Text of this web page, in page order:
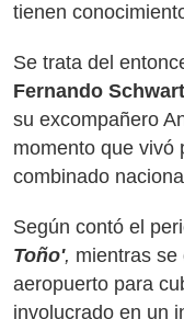
tienen
Se trata del
Fernando
su excompañero
momento que vivó
combinado
Según contó el
Toño', mientras se
aeropuerto para
involucrado en un